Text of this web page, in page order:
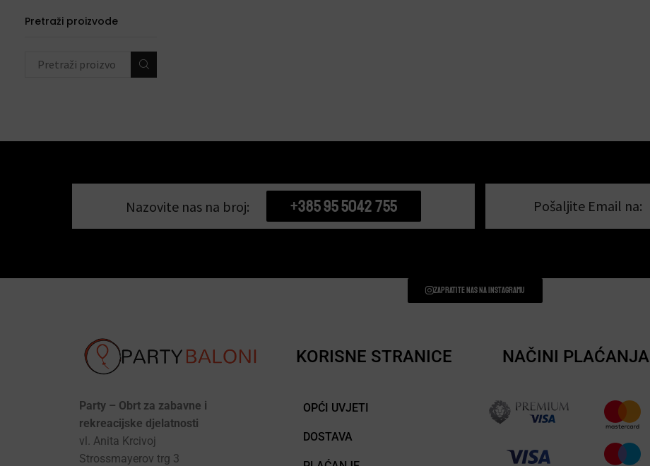
Pretraži proizvode
Nazovite nas na broj: +385 95 5042 755 Pošaljite Email na:
Zapratite nas na instagramu
Party – Obrt za zabavne i
rekreacijske djelatnosti
vl. Anita Krcivoj
Strossmayerov trg 3
KORISNE STRANICE
OPĆI UVJETI
DOSTAVA
NAČINI PLAĆANJA